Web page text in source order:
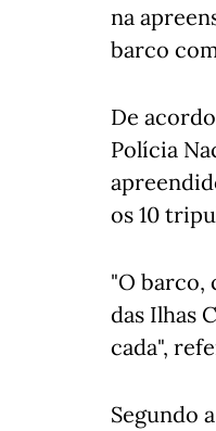
na
barco
De
Polícia
os 10
"O barco,
das Ilhas
cada",
Segundo